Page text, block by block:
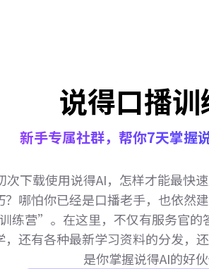
说得口播训
新手专属社群，帮你7天掌握
次下载使用说得AI，怎样才能最快
？哪怕你已经是口播老手，也依然
训练营”。在这里，不仅有服务官的
，还有各种最新学习资料的分发，
是你掌握说得AI的好伙